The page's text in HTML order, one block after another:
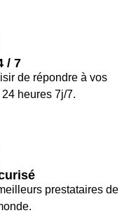
/ 7
de répondre à vos
heures 7j/7.
prestataires de